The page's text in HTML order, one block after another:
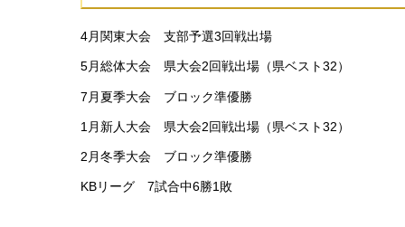
4月関東大会 支部予選3回戦出場
5月総体大会 県大会2回戦出場（県ベスト32）
7月夏季大会 ブロック準優勝
1月新人大会 県大会2回戦出場（県ベスト32）
2月冬季大会 ブロック準優勝
KBリーグ 7試合中6勝1敗